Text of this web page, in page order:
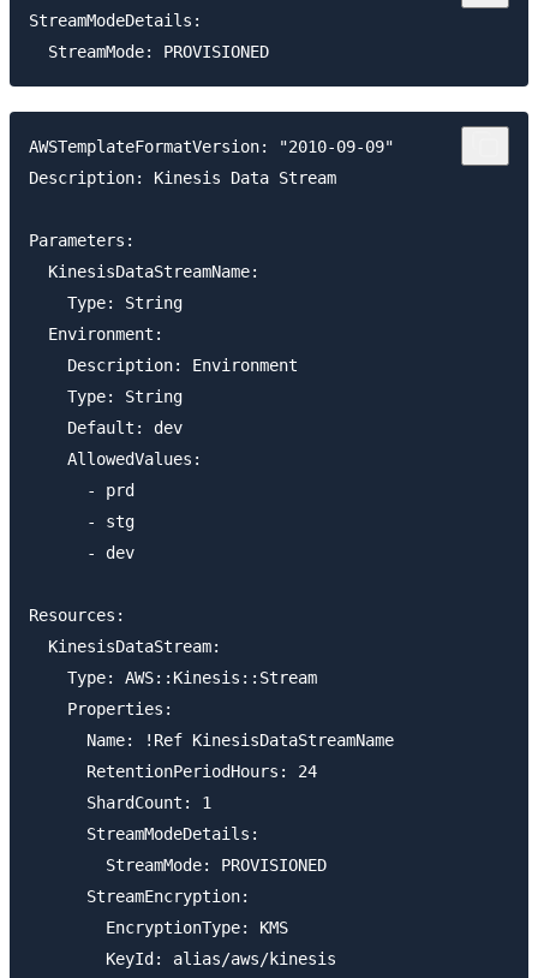
StreamModeDetails:
AWSTemplateFormatVersion: "2010-09-09"
Description: Kinesis Data Stream
Parameters:
  KinesisDataStreamName:
    Type: String
  Environment:
    Description: Environment
    Type: String
    Default: dev
    AllowedValues:
      - prd
      - stg
      - dev
Resources:
  KinesisDataStream:
    Type: AWS::Kinesis::Stream
    Properties:
      Name: !Ref KinesisDataStreamName
      RetentionPeriodHours: 24
      ShardCount: 1
      StreamModeDetails:
        StreamMode: PROVISIONED
      StreamEncryption:
        EncryptionType: KMS
        KeyId: alias/aws/kinesis